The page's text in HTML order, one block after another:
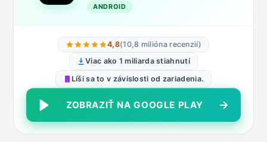
ANDROID
4,8(10,8 milióna recenzií)
Viac ako 1 miliarda stiahnutí
Líši sa to v závislosti od zariadenia.
ZOBRAZIŤ NA GOOGLE PLAY